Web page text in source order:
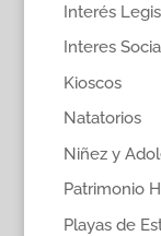
Interés
Interes
Kioscos
Natatorios
Niñez y
Patrimonio
Playas de